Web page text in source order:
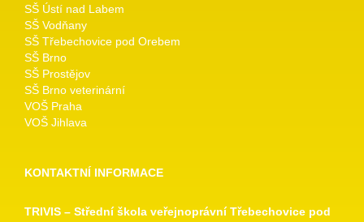
SŠ Ústí nad Labem
SŠ Vodňany
SŠ Třebechovice pod Orebem
SŠ Brno
SŠ Prostějov
SŠ Brno veterinární
VOŠ Praha
VOŠ Jihlava
KONTAKTNÍ INFORMACE
TRIVIS – Střední škola veřejnoprávní Třebechovice pod